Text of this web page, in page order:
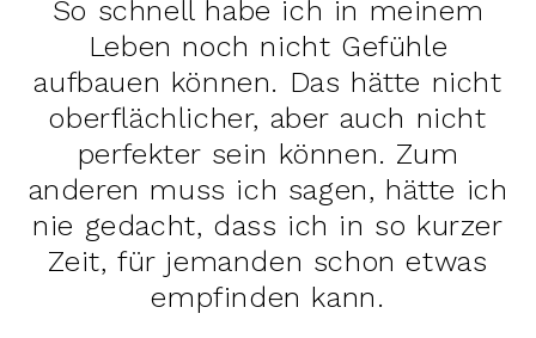
So schnell habe ich in meinem
Leben noch nicht Gefühle
aufbauen können. Das hätte nicht
oberflächlicher, aber auch nicht
perfekter sein können. Zum
anderen muss ich sagen, hätte ich
nie gedacht, dass ich in so kurzer
Zeit, für jemanden schon etwas
empfinden kann.